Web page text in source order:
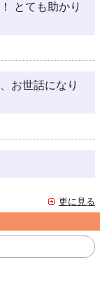
とても助かり
お世話になり
更に見る